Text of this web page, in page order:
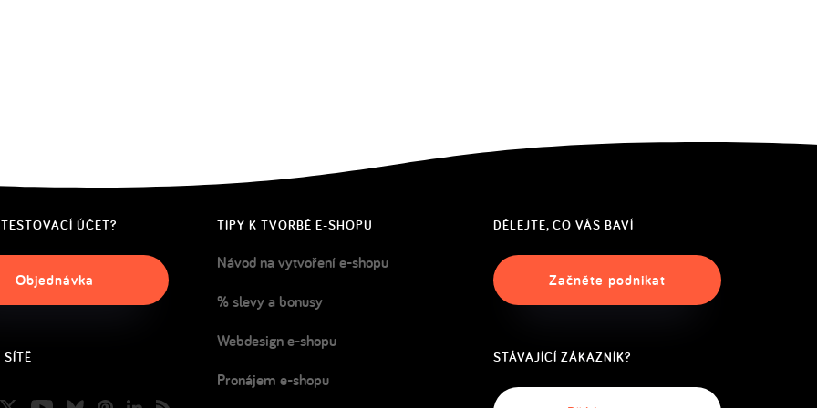
ÚČET?
Objednávka
TIPY K TVORBĚ E-SHOPU
Návod na vytvoření e-shopu
% slevy a bonusy
Webdesign e-shopu
Pronájem e-shopu
DĚLEJTE, CO VÁS BAVÍ
Začněte podnikat
STÁVAJÍCÍ ZÁKAZNÍK?